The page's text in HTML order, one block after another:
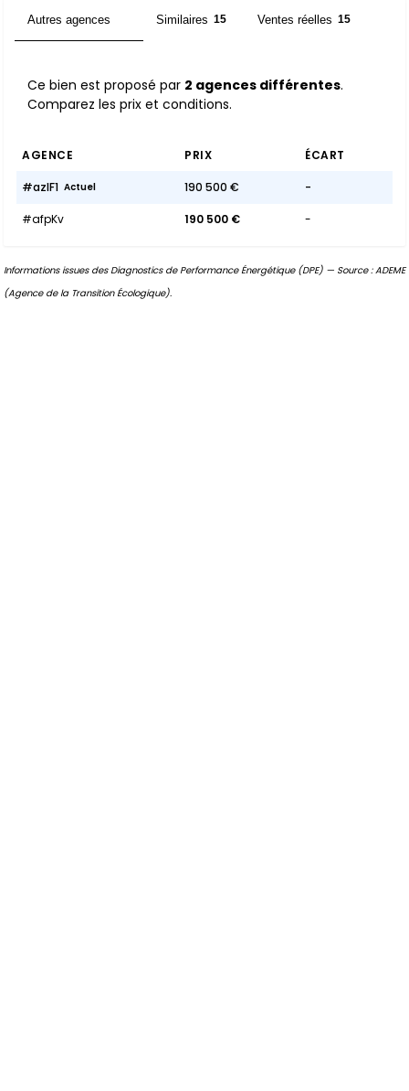
Autres agences Similaires 15 Ventes réelles 15
Ce bien est proposé par 2 agences différentes.
Comparez les prix et conditions.
AGENCE PRIX ÉCART
#azlF1 Actuel 190 500 € -
#afpKv 190 500 € -
Informations issues des Diagnostics de Performance Énergétique (DPE) — Source : ADEME
(Agence de la Transition Écologique).